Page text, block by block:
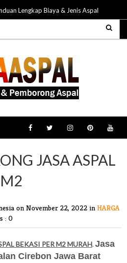
Lengkap Biaya & Jenis Aspal Terbaik
JASA ASPAL
on November 22, 2022 in HARGA
: 0
BEKASI PER M2 MURAH.Jasa
Cirebon Jawa Barat